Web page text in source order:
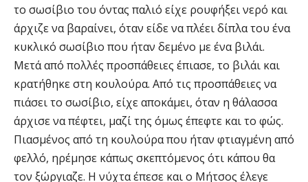
το σωσίβιο του όντας παλιό είχε ρουφήξει νερό και
άρχιζε να βαραίνει, όταν είδε να πλέει δίπλα του ένα
κυκλικό σωσίβιο που ήταν δεμένο με ένα βιλάι.
Μετά από πολλές προσπάθειες έπιασε, το βιλάι και
κρατήθηκε στη κουλούρα. Από τις προσπάθειες να
πιάσει το σωσίβιο, είχε αποκάμει, όταν η θάλασσα
άρχισε να πέφτει, μαζί της όμως έπεφτε και το φώς.
Πιασμένος από τη κουλούρα που ήταν φτιαγμένη από
φελλό, ηρέμησε κάπως σκεπτόμενος ότι κάπου θα
τον ξώργιαζε. Η νύχτα έπεσε και ο Μήτσος έλεγε